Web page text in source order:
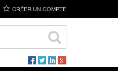
CRÉER UN COMPTE